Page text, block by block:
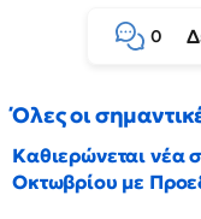
0
Όλες οι
Καθιερώνεται νέα
Οκτωβρίου με